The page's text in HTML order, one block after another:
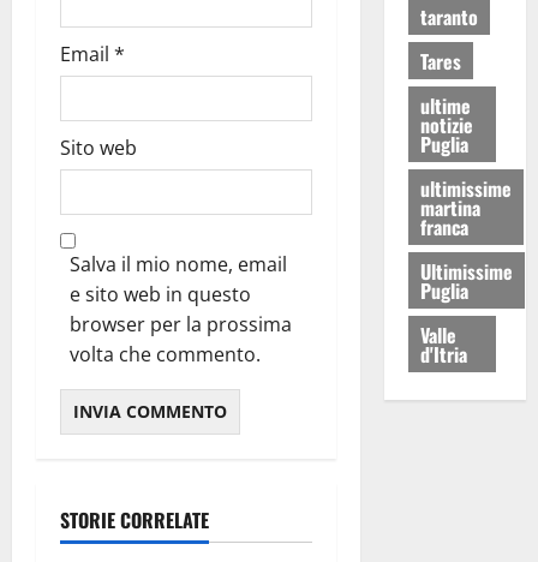
Email *
Sito web
Salva il mio nome, email
e sito web in questo
browser per la prossima
volta che commento.
STORIE CORRELATE
taranto
Tares
ultime
notizie
Puglia
ultimissime
martina
franca
Ultimissime
Puglia
Valle
d'Itria